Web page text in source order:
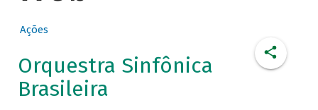
Ações
Orquestra Sinfônica
Brasileira